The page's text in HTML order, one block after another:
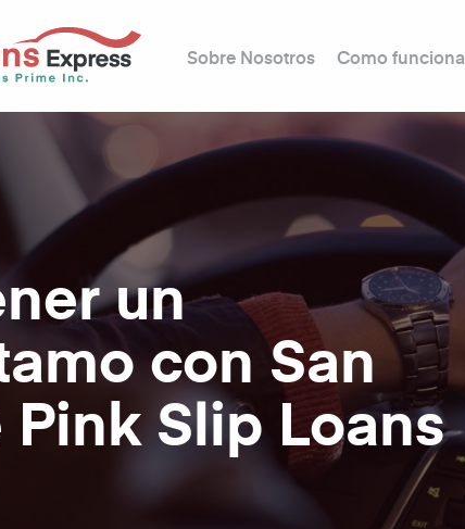
Sobre Nosotros Como funciona
un
con San
Slip Loans